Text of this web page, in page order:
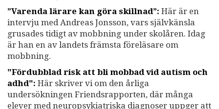
”Varenda lärare kan göra skillnad”: Här är en
intervju med Andreas Jonsson, vars självkänsla
grusades tidigt av mobbning under skolåren. Idag
är han en av landets främsta föreläsare om
mobbning.
"Fördubblad risk att bli mobbad vid autism och
adhd": Här skriver vi om den årliga
undersökningen Friendsrapporten, där många
elever med neuropsykiatriska diagnoser uppger att